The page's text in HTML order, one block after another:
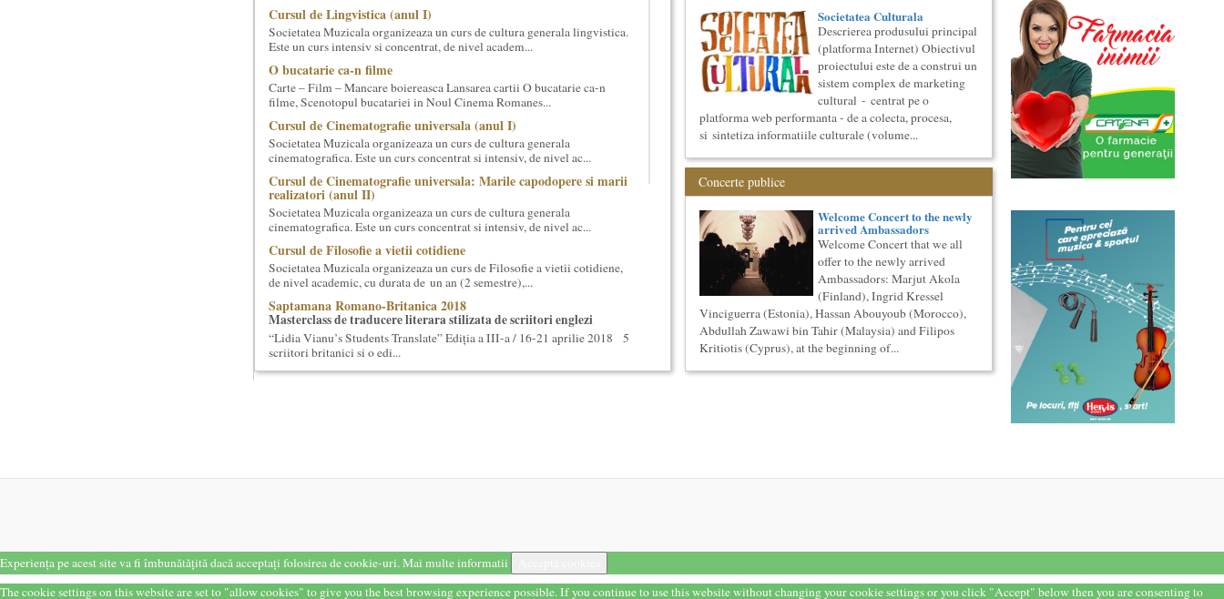
Cursul de Lingvistica (anul I)
Societatea Muzicala organizeaza un curs de cultura generala lingvistica.
Este un curs intensiv si concentrat, de nivel academ...
O bucatarie ca-n filme
Carte – Film – Mancare boiereasca Lansarea cartii O bucatarie ca-n
filme, Scenotopul bucatariei in Noul Cinema Romanes...
Cursul de Cinematografie universala (anul I)
Societatea Muzicala organizeaza un curs de cultura generala
cinematografica. Este un curs concentrat si intensiv, de nivel ac...
Cursul de Cinematografie universala: Marile capodopere si marii
realizatori (anul II)
Societatea Muzicala organizeaza un curs de cultura generala
cinematografica. Este un curs concentrat si intensiv, de nivel ac...
Cursul de Filosofie a vietii cotidiene
Societatea Muzicala organizeaza un curs de Filosofie a vietii cotidiene,
de nivel academic, cu durata de un an (2 semestre),...
Saptamana Romano-Britanica 2018
Masterclass de traducere literara stilizata de scriitori englezi
“Lidia Vianu’s Students Translate” Ediția a III-a / 16-21 aprilie 2018 5
scriitori britanici şi o edi...
Cursul de Lingvistica (anul II)
Cursul de Sociologie
Societatea Muzicala organizeaza un curs de Sociologie, in parteneriat
cu Facultatea de Sociologie si Asistenta Sociala a Univ...
Societatea Culturala
Descrierea produsului principal
(platforma Internet) Obiectivul
proiectului este de a construi un
sistem complex de marketing
cultural - centrat pe o
platforma web performanta - de a colecta, procesa,
si sintetiza informatiile culturale (volume...
Concerte publice
Welcome Concert to the newly
arrived Ambassadors
Welcome Concert that we all
offer to the newly arrived
Ambassadors: Marjut Akola
(Finland), Ingrid Kressel
Vinciguerra (Estonia), Hassan Abouyoub (Morocco),
Abdullah Zawawi bin Tahir (Malaysia) and Filipos
Kritiotis (Cyprus), at the beginning of...
Experiența pe acest site va fi îmbunătățită dacă acceptați folosirea de cookie-uri.Mai multe informatii
The cookie settings on this website are set to "allow cookies" to give you the best browsing experience possible. If you continue to use this website without changing your cookie settings or you click "Accept" below then you are consenting to